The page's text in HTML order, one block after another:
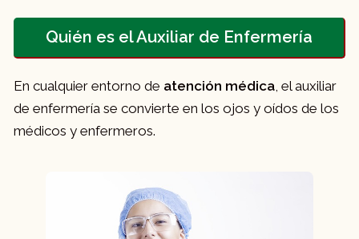
Quién es el Auxiliar de Enfermería
En cualquier entorno de atención médica , el auxiliar
de enfermería se convierte en los ojos y oídos de los
médicos y enfermeros.